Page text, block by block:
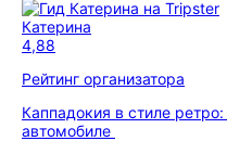
Катерина
4,88
Рейтинг организатора
Каппадокия в стиле
автомобиле